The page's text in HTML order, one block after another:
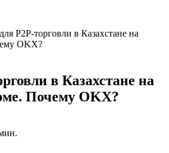
P2P-торговли в Казахстане на
OKX?
в Казахстане на
Почему OKX?